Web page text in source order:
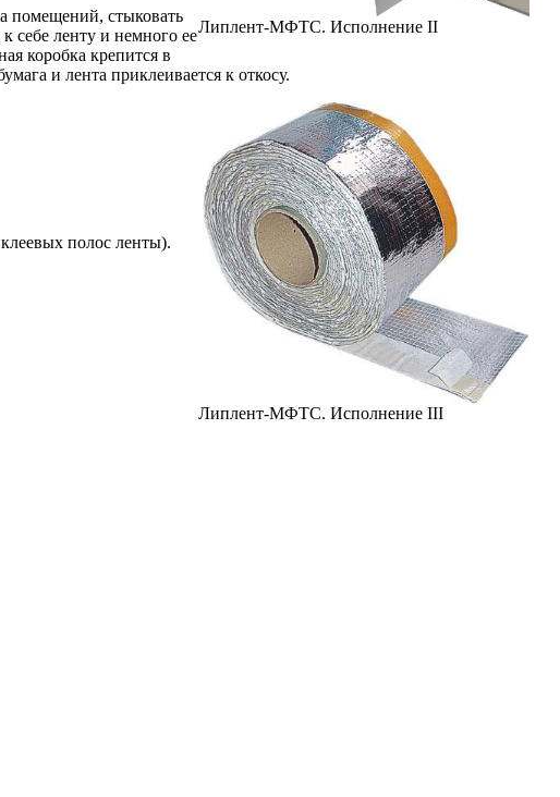
Липлент-МФТС. Исполнение II
помещений, стыковать
себе ленту и немного ее
коробка крепится в
и лента приклеивается к откосу.
Липлент-МФТС. Исполнение III
полос ленты).